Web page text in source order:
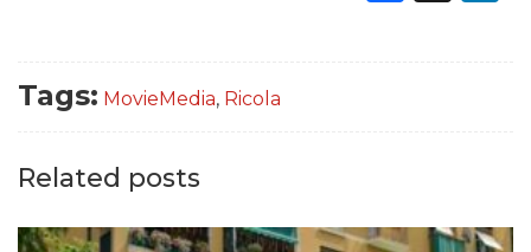
Tags: MovieMedia, Ricola
Related posts